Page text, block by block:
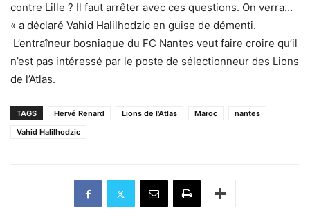
contre Lille ? Il faut arrêter avec ces questions. On verra…
« a déclaré Vahid Halilhodzic en guise de démenti.
L’entraîneur bosniaque du FC Nantes veut faire croire qu’il
n’est pas intéressé par le poste de sélectionneur des Lions
de l’Atlas.
TAGS Hervé Renard Lions de l'Atlas Maroc
nantes
Vahid Halilhodzic